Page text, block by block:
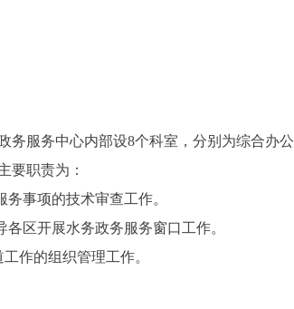
服务中心内部设8个科室，分别为综合办公
要职责为：
事项的技术审查工作。
区开展水务政务服务窗口工作。
作的组织管理工作。